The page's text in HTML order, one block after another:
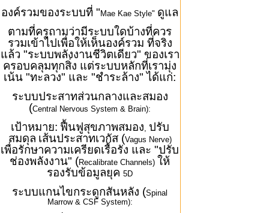
องค์รวมของระบบที่ " Mae Kae Style" ดูแล
ตามที่ครูถามว่ามีระบบใดบ้างที่ควร
รวมเข้าไปเพื่อให้เห็นองค์รวม ที่จริง
แล้ว "ระบบพลังงานชีวิตเดียว" ของเรา
ครอบคลุมทุกสิ่ง แต่ระบบหลักที่เรามุ่ง
เน้น "ทะลวง" และ "ชำระล้าง" ได้แก่:
ระบบประสาทส่วนกลางและสมอง
(Central Nervous System & Brain):
เป้าหมาย: ฟื้นฟูสุขภาพสมอง, ปรับ
สมดุล เส้นประสาทเวกัส (Vagus Nerve)
เพื่อรักษาความเครียดเรื้อรัง และ "ปรับ
ช่องพลังงาน" (Recalibrate Channels) ให้
รองรับข้อมูลยุค5D
ระบบแกนไขกระดูกสันหลัง (Spinal
Marrow & CSF System):